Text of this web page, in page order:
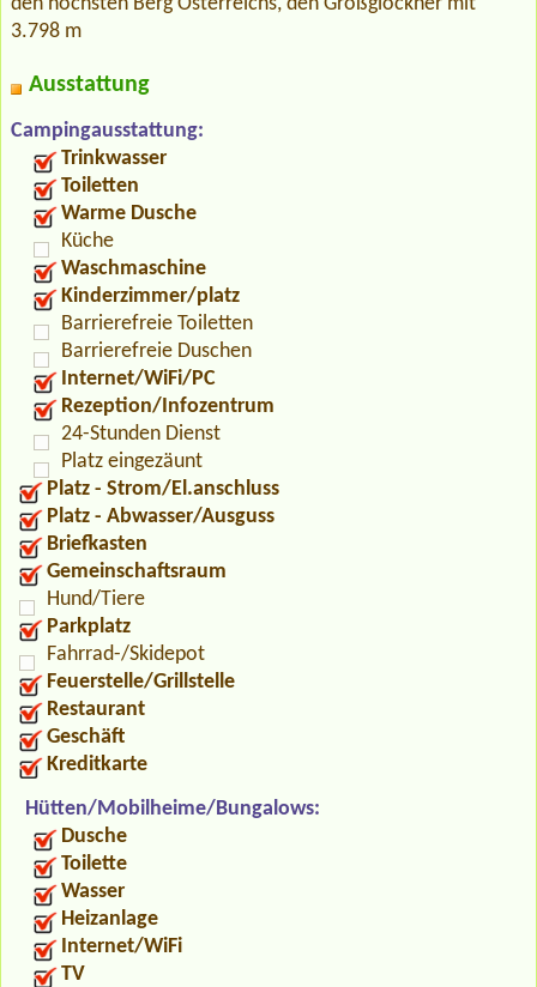
3.798 m
Ausstattung
Campingausstattung:
Trinkwasser
Toiletten
Warme Dusche
Küche
Waschmaschine
Kinderzimmer/platz
Barrierefreie Toiletten
Barrierefreie Duschen
Internet/WiFi/PC
Rezeption/Infozentrum
24-Stunden Dienst
Platz eingezäunt
Platz - Strom/El.anschluss
Platz - Abwasser/Ausguss
Briefkasten
Gemeinschaftsraum
Hund/Tiere
Parkplatz
Fahrrad-/Skidepot
Feuerstelle/Grillstelle
Restaurant
Geschäft
Kreditkarte
Hütten/Mobilheime/Bungalows:
Dusche
Toilette
Wasser
Heizanlage
Internet/WiFi
TV